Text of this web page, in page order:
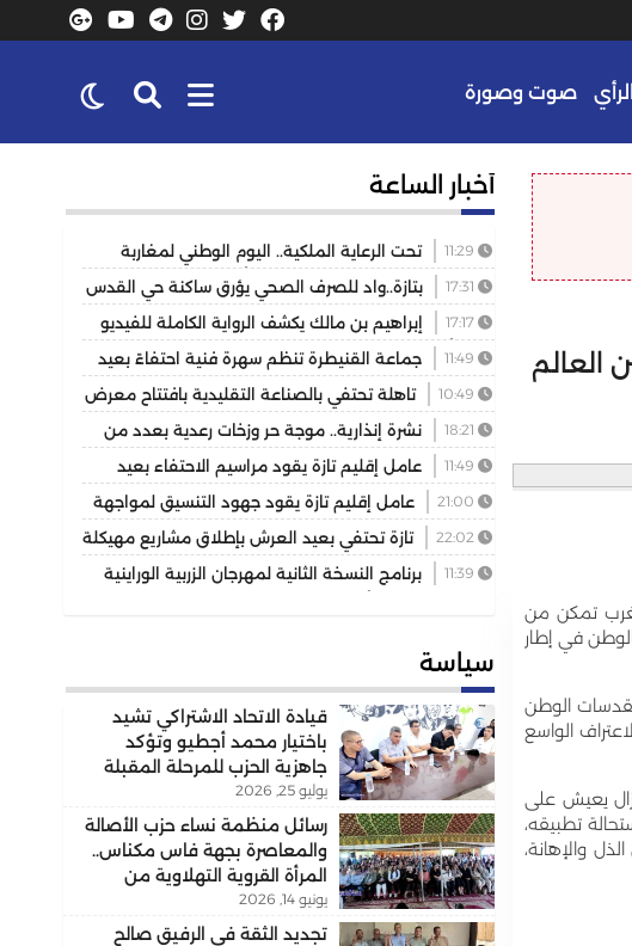
صوت وصورة
العالم
تمكن من
في إطار
الوطن
الواسع
يعيش على
تطبيقه،
والإهانة،
أخبار الساعة
11:29
تحت الرعاية الملكية.. اليوم الوطني لمغاربة
العالم يكرس دور الجالية في خدمة أوراش 2030
17:31
بتازة..واد للصرف الصحي يؤرق ساكنة حي القدس
والمسيرة 2 ويهدد الصحة العامة
17:17
إبراهيم بن مالك يكشف الرواية الكاملة للفيديو
الذي أشعل مواقع التواصل
11:49
جماعة القنيطرة تنظم سهرة فنية احتفاءً بعيد
العرش المجيد
10:49
تاهلة تحتفي بالصناعة التقليدية بافتتاح معرض
للمنتوجات المحلية بمشاركة عارضين من مختلف جهات
المملكة
18:21
نشرة إنذارية.. موجة حر وزخات رعدية بعدد من
مناطق المملكة
11:49
عامل إقليم تازة يقود مراسيم الاحتفاء بعيد
العرش ويكرم موظفين بتوشيحات ملكية
21:00
عامل إقليم تازة يقود جهود التنسيق لمواجهة
حريق غابوي بتغزراتين
22:02
تازة تحتفي بعيد العرش بإطلاق مشاريع مهيكلة
تعزز التنمية المجالية
11:39
برنامج النسخة الثانية لمهرجان الزربية الوراينية
سياسة
قيادة الاتحاد الاشتراكي تشيد
باختيار محمد أجطيو وتؤكد
جاهزية الحزب للمرحلة المقبلة
يوليو 25, 2026
رسائل منظمة نساء حزب الأصالة
والمعاصرة بجهة فاس مكناس..
المرأة القروية التهلاوية من
الفاعل الاجتماعي إلى الشريك
التنموي..
يونيو 14, 2026
تجديد الثقة في الرفيق صالح